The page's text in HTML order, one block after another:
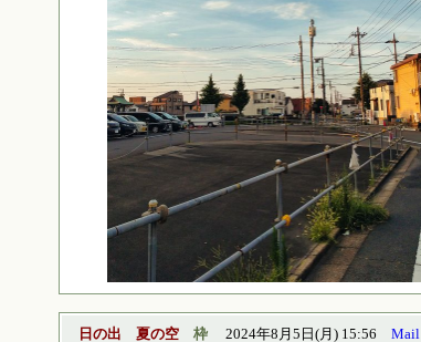
日の出 夏の空 枠 2024年8月5日(月) 15:56 Mail